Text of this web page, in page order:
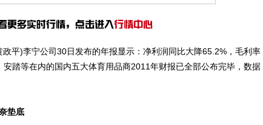
)李宁公司30日发布的年报显示：净利润同比大降65.2%，毛利率
踏等在内的国内五大体育用品商2011年财报已全部公布完毕，数据
垫底